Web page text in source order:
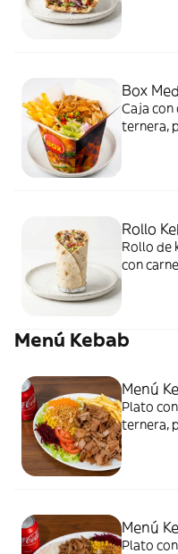
Box
Caja con
ternera,
Rollo
Rollo de
con
Menú Kebab
Menú
Plato
ternera,
Menú
Plato